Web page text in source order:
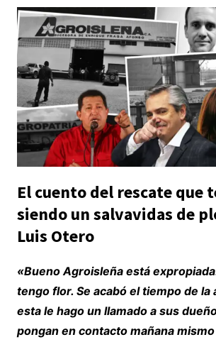
El cuento del rescate que
siendo un salvavidas de
Luis Otero
«Bueno Agroisleña está
tengo flor. Se acabó el tiempo de la
esta le hago un llamado a sus
pongan en contacto mañana